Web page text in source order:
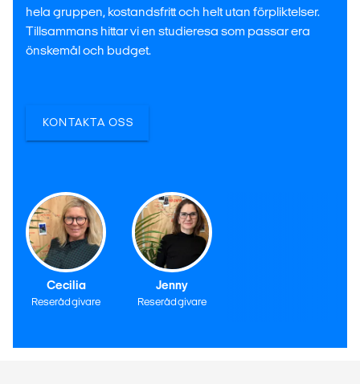
hela gruppen, kostandsfritt och helt utan förpliktelser.
Tillsammans hittar vi en studieresa som passar era
önskemål och budget.
KONTAKTA OSS
Cecilia
Reserådgivare
Jenny
Reserådgivare